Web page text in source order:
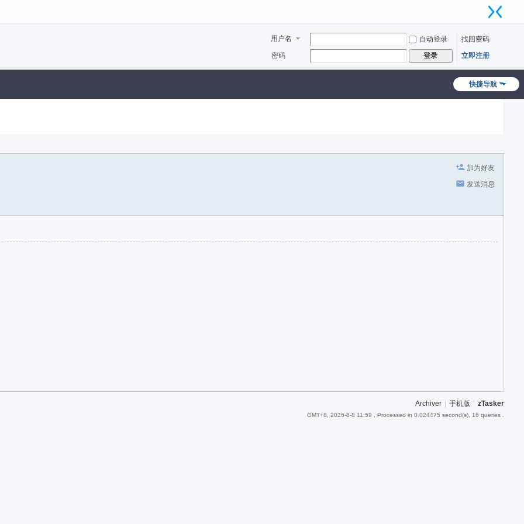
用户名 自动登录
找回密码
密码
登录 立即注册
快捷导航
加为好友
发送消息
Archiver 手机版 zTasker
GMT+8, 2026-8-8 11:59 , Processed in 0.024475 second(s), 16 queries .